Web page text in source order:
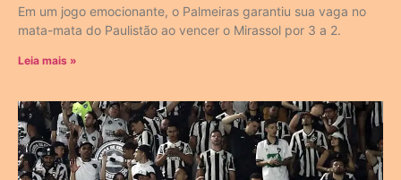
Em um jogo emocionante, o Palmeiras garantiu sua vaga no
mata-mata do Paulistão ao vencer o Mirassol por 3 a 2.
Leia mais »